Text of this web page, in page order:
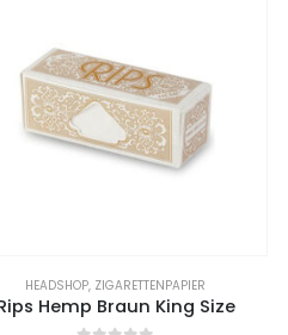
HEADSHOP,SMOKING,ZIGARETTENPAPIER
Smoking Rolls Organic XL